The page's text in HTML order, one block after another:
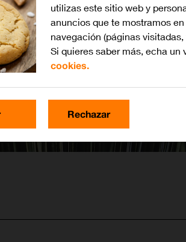
utilizas este sitio web y
anuncios que te mostramos
navegación (páginas
Si quieres saber más, echa un
cookies.
Rechazar